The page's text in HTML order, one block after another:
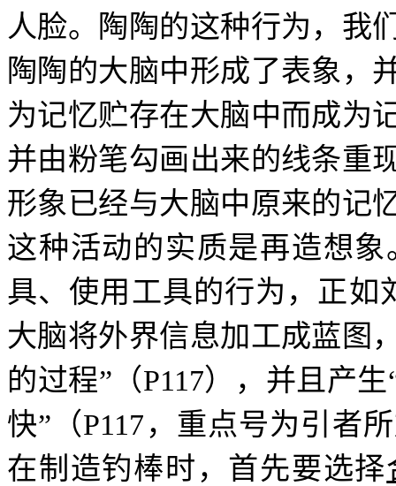
人脸。陶陶的这种行为，我
陶陶的大脑中形成了表象，
为记忆贮存在大脑中而成为
并由粉笔勾画出来的线条重
形象已经与大脑中原来的记
这种活动的实质是再造想
具、使用工具的行为，正如
大脑将外界信息加工成蓝图
的过程”（P117），并且产
快”（P117 ，重点号为引者
在制造钓棒时，首先要选择